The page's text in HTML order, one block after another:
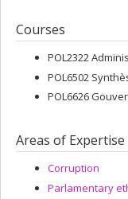
Courses
POL2322
POL6502
POL6626
Areas of Expertise
Corruption
Parlamentary